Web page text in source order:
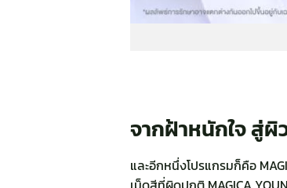
จากฝ้าหนักใจ สู่ผิ
และอีกหนึ่งโปรแกรมก็คือ